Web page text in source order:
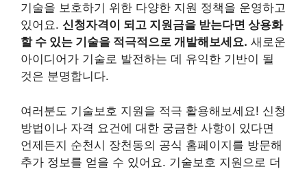
기술을 보호하기 위한 다양한 지원 정책을 운영하고
있어요. 신청자격이 되고 지원금을 받는다면 상용화
할 수 있는 기술을 적극적으로 개발해보세요. 새로운
아이디어가 기술로 발전하는 데 유익한 기반이 될
것은 분명합니다.
여러분도 기술보호 지원을 적극 활용해보세요! 신청
방법이나 자격 요건에 대한 궁금한 사항이 있다면
언제든지 순천시 장천동의 공식 홈페이지를 방문해
추가 정보를 얻을 수 있어요. 기술보호 지원으로 더